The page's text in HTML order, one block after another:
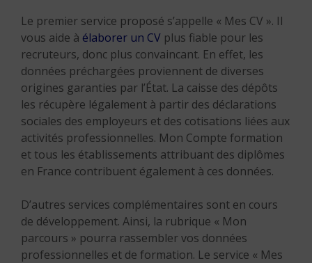
Le premier service proposé s’appelle « Mes CV ». Il
vous aide à élaborer un CV plus fiable pour les
recruteurs, donc plus convaincant. En effet, les
données préchargées proviennent de diverses
origines garanties par l’État. La caisse des dépôts
les récupère légalement à partir des déclarations
sociales des employeurs et des cotisations liées aux
activités professionnelles. Mon Compte formation
et tous les établissements attribuant des diplômes
en France contribuent également à ces données.
D’autres services complémentaires sont en cours
de développement. Ainsi, la rubrique « Mon
parcours » pourra rassembler vos données
professionnelles et de formation. Le service « Mes